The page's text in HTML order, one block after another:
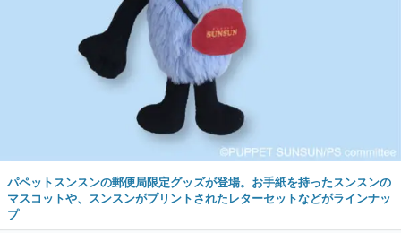
パペットスンスンの郵便局限定グッズが登場。お手紙を持ったスンスンの
マスコットや、スンスンがプリントされたレターセットなどがラインナッ
プ